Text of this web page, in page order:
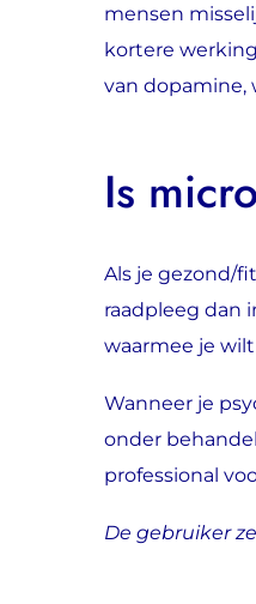
mensen
kortere
van dopamine,
Is
Als je gezond/
raadpleeg dan
waarmee je
Wanneer je
onder
professional
De gebruiker